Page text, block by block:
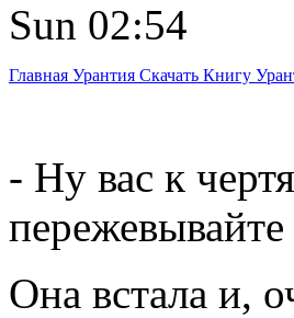
Sun 02:54
Главная Урантия Скачать Книгу
- Ну вас к
Она встала и,